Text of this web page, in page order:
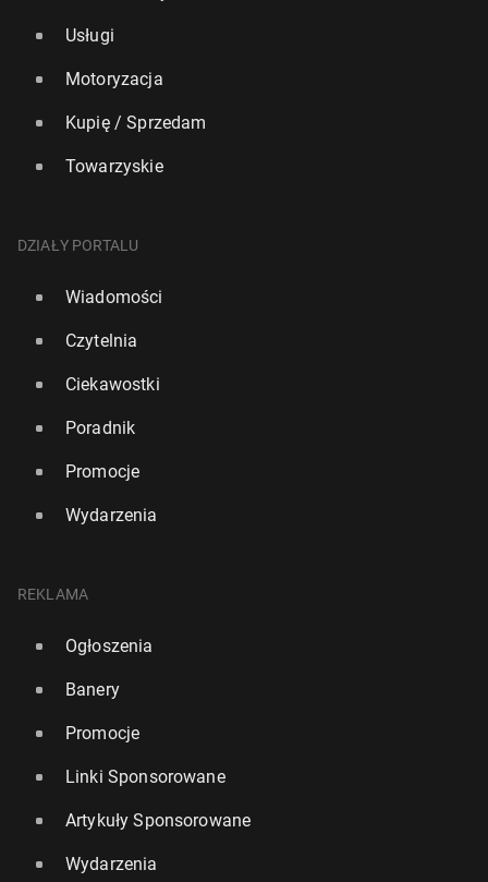
Usługi
Motoryzacja
Kupię / Sprzedam
Towarzyskie
DZIAŁY PORTALU
Wiadomości
Czytelnia
Ciekawostki
Poradnik
Promocje
Wydarzenia
REKLAMA
Ogłoszenia
Banery
Promocje
Linki Sponsorowane
Artykuły Sponsorowane
Wydarzenia